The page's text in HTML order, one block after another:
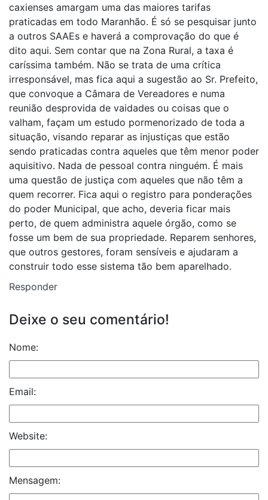
caxienses amargam uma das maiores tarifas
praticadas em todo Maranhão. É só se pesquisar junto
a outros SAAEs e haverá a comprovação do que é
dito aqui. Sem contar que na Zona Rural, a taxa é
caríssima também. Não se trata de uma crítica
irresponsável, mas fica aqui a sugestão ao Sr. Prefeito,
que convoque a Câmara de Vereadores e numa
reunião desprovida de vaidades ou coisas que o
valham, façam um estudo pormenorizado de toda a
situação, visando reparar as injustiças que estão
sendo praticadas contra aqueles que têm menor poder
aquisitivo. Nada de pessoal contra ninguém. É mais
uma questão de justiça com aqueles que não têm a
quem recorrer. Fica aqui o registro para ponderações
do poder Municipal, que acho, deveria ficar mais
perto, de quem administra aquele órgão, como se
fosse um bem de sua propriedade. Reparem senhores,
que outros gestores, foram sensíveis e ajudaram a
construir todo esse sistema tão bem aparelhado.
Responder
Deixe o seu comentário!
Nome:
Email:
Website:
Mensagem: